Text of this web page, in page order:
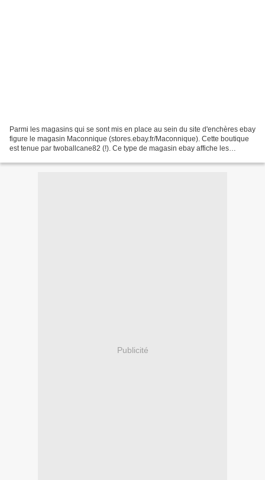
Parmi les magasins qui se sont mis en place au sein du site d'enchères ebay
figure le magasin Maconnique (stores.ebay.fr/Maconnique). Cette boutique
est tenue par twoballcane82 (!). Ce type de magasin ebay affiche les
Publicité